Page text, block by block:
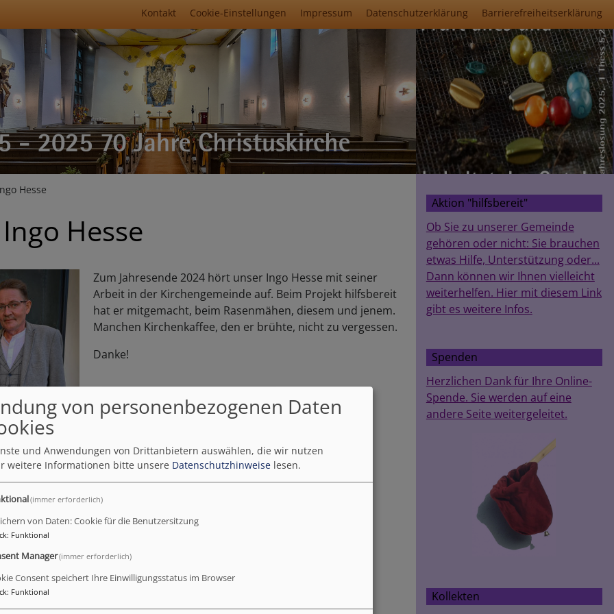
Fußbereichsmenü
Kontakt Cookie-Einstellungen Impressum Datenschutzerklärung Barrierefreiheitserklärung
Hesse
Hesse
Zum Jahresende 2024 hört unser Ingo Hesse mit seiner
Arbeit in der Kirchengemeinde auf. Beim Projekt hilfsbereit
hat er mitgemacht, beim Rasenmähen, diesem und jenem.
Manchen Kirchenkaffee, den er brühte, nicht zu vergessen.
Danke!
Aktion "hilfsbereit"
Ob Sie zu unserer Gemeinde
gehören oder nicht: Sie brauchen
etwas Hilfe, Unterstützung oder...
Dann können wir Ihnen vielleicht
weiterhelfen. Hier mit diesem Link
gibt es weitere Infos.
Spenden
Herzlichen Dank für Ihre Online-
Spende. Sie werden auf eine
andere Seite weitergeleitet.
Kollekten
von personenbezogenen Daten
und Anwendungen von Drittanbietern auswählen, die wir nutzen
weitere Informationen bitte unsere Datenschutzhinweise lesen.
(immer erforderlich)
von Daten: Cookie für die Benutzersitzung
: Funktional
Manager(immer erforderlich)
Consent speichert Ihre Einwilligungsstatus im Browser
: Funktional